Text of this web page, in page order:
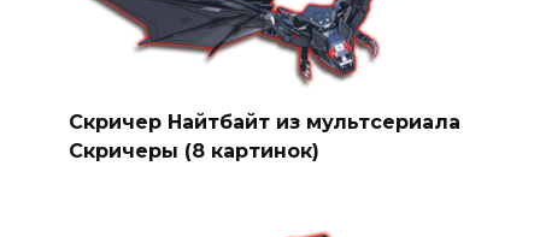
Скричер Найтбайт из мультсериала
Скричеры (8 картинок)